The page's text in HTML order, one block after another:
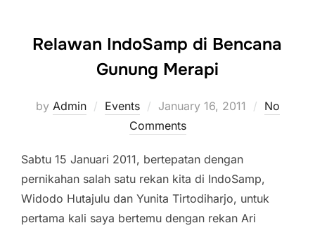
Relawan IndoSamp di Bencana
Gunung Merapi
by Admin Events
Posted
on
January 16, 2011
No
Comments
Sabtu 15 Januari 2011, bertepatan dengan
pernikahan salah satu rekan kita di IndoSamp,
Widodo Hutajulu dan Yunita Tirtodiharjo, untuk
pertama kali saya bertemu dengan rekan Ari